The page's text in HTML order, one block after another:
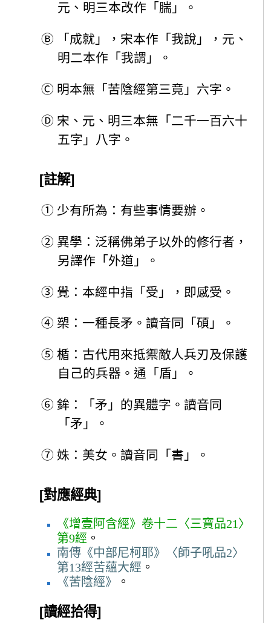
元、明三本改作「腨」。
Ⓑ
「成就」，宋本作「我說」，元、
明二本作「我謂」。
Ⓒ 明本無「苦陰經第三竟」六字。
Ⓓ 宋、元、明三本無「二千一百六十
五字」八字。
[註解]
① 少有所為：有些事情要辦。
② 異學：泛稱佛弟子以外的修行者，
另譯作「外道」。
③ 覺：本經中指「受」，即感受。
④ 槊：一種長矛。讀音同「碩」。
⑤ 楯：古代用來抵禦敵人兵刃及保護
自己的兵器。通「盾」。
⑥ 鉾：「矛」的異體字。讀音同
「矛」。
⑦ 姝：美女。讀音同「書」。
[對應經典]
《增壹阿含經》卷十二〈三寶品21〉
第9經 。
南傳《中部尼柯耶》〈師子吼品2〉
第13經苦蘊大經 。
《苦陰經》
。
[讀經拾得]